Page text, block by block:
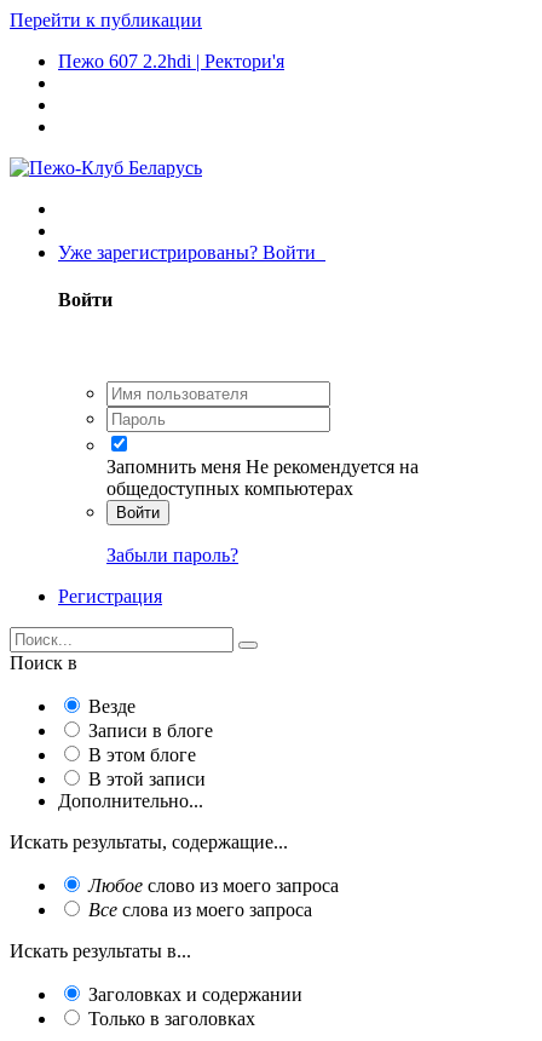
Перейти к публикации
Пежо 607 2.2hdi | Ректори'я
Уже зарегистрированы? Войти
Войти
Запомнить меня Не рекомендуется на
общедоступных компьютерах
Войти
Забыли пароль?
Регистрация
Поиск в
Везде
Записи в блоге
В этом блоге
В этой записи
Дополнительно...
Искать результаты, содержащие...
Любое слово из моего запроса
Все слова из моего запроса
Искать результаты в...
Заголовках и содержании
Только в заголовках